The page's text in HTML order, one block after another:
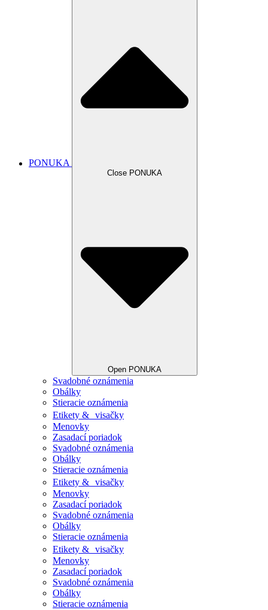
PONUKA
Close PONUKA
Open PONUKA
Svadobné oznámenia
Obálky
Stieracie oznámenia
Etikety & visačky
Menovky
Zasadací poriadok
Svadobné oznámenia
Obálky
Stieracie oznámenia
Etikety & visačky
Menovky
Zasadací poriadok
Svadobné oznámenia
Obálky
Stieracie oznámenia
Etikety & visačky
Menovky
Zasadací poriadok
Svadobné oznámenia
Obálky
Stieracie oznámenia